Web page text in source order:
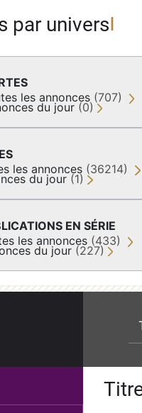
par univers
les annonces (707)
du jour (0)
les annonces (36214)
du jour (1)
EN SÉRIE
les annonces (433)
du jour (227)